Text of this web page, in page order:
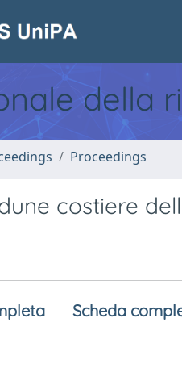
della
Proceedings
costiere
Scheda